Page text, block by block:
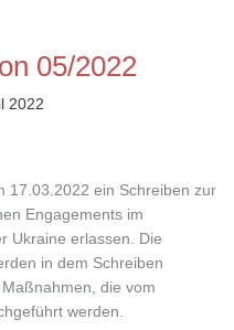
05/2022
2022
17.03.2022 ein Schreiben zur
Engagements im
Ukraine erlassen. Die
in dem Schreiben
die vom
werden.